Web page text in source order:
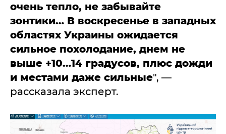
очень тепло, не забывайте
зонтики… В воскресенье в западных
областях Украины ожидается
сильное похолодание, днем не
выше +10…14 градусов, плюс дожди
и местами даже сильные", —
рассказала эксперт.